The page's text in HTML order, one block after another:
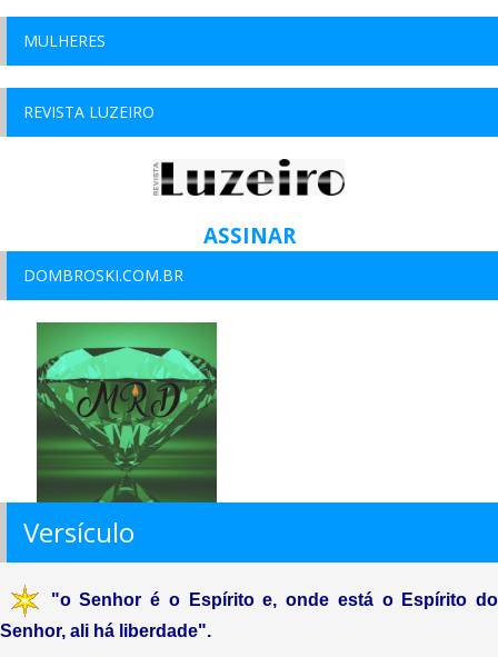
MULHERES
REVISTA LUZEIRO
ASSINAR
DOMBROSKI.COM.BR
Versículo
"o Senhor é o Espírito e, onde está o Espírito do
Senhor, ali há liberdade".